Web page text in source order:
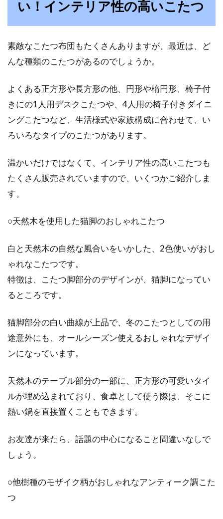
キッチンの壁紙はどう選ぶ？おしゃ
れで人気な壁紙を紹介！
キッチンの壁紙は、他の部屋よりも汚れによる
いる方も多い...
子供部屋の間仕切り法！カーテン・
小さなお子さんも、ある程度大きくなってくる
ガラスの破片は危険？刺さるだけじ
えないようにするには！？
冬の室内って実は湿度が高いってご存知です
か？？カビは多種多様なエリアに生えてきま
しゃれに見せる方法とは？
い！インテリア性の高いこたつ
素敵なこたつ布団もたくさんありますが、最近は、ど
んな種類のこたつがあるのでしょうか。
よくある正方形や長方形の他、円形や楕円形、椅子付
きにの1人用デスクこたつや、4人用の椅子付きダイニ
ングこたつなど、生活様式や家族構成に合わせて、い
ろいろなタイプのこたつがあります。
温かいだけではなくて、インテリア性の高いこたつも
たくさん販売されていますので、いくつかご紹介しま
す。
○天然木を使用した猫脚のおしゃれこたつ
白と天然木の自然な風合いをいかした、2色使いがおし
ゃれなこたつです。
特徴は、こたつ脚部分のデザインが、猫脚になってい
るところです。
猫脚部分の白い曲線が上品で、冬のこたつとしての用
途意外にも、オールシーズン使えるおしゃれなデザイ
ンになっています。
天然木のテーブル部分の一部に、正方形の可愛いタイ
ルが埋め込まれており、食卓として使う際は、そこに
熱い鍋を直接置くこともできます。
お友達が来たら、話題の中心になること間違いなしで
しょう。
○他樹種のモザイク柄がおしゃれなアンティーク調こた
つ